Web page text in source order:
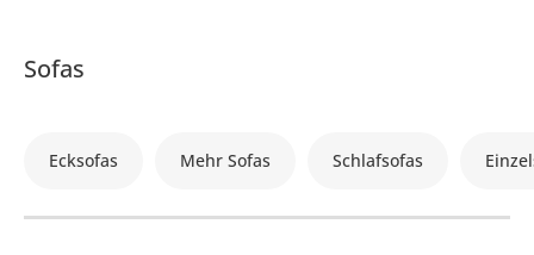
Sofas
Ecksofas Mehr Sofas Schlafsofas